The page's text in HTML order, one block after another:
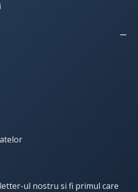
ul nostru si fi primul care